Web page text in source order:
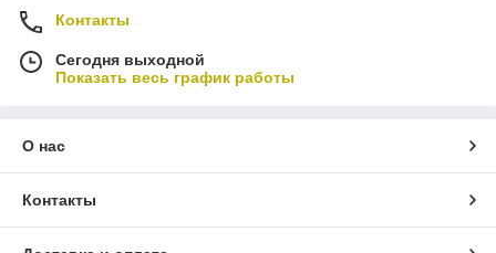
Контакты
Сегодня выходной
Показать весь график работы
О нас
Контакты